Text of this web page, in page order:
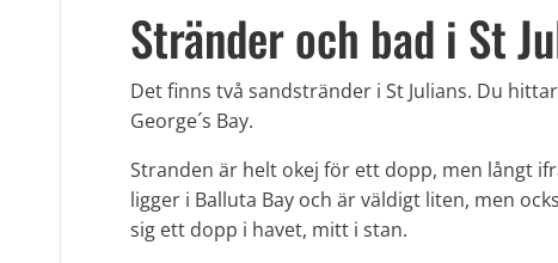
Stränder och bad i St
Det finns två sandstränder i St Julians. Du
George´s Bay.
Stranden är helt okej för ett dopp, men långt
ligger i Balluta Bay och är väldigt liten, men
sig ett dopp i havet, mitt i stan.